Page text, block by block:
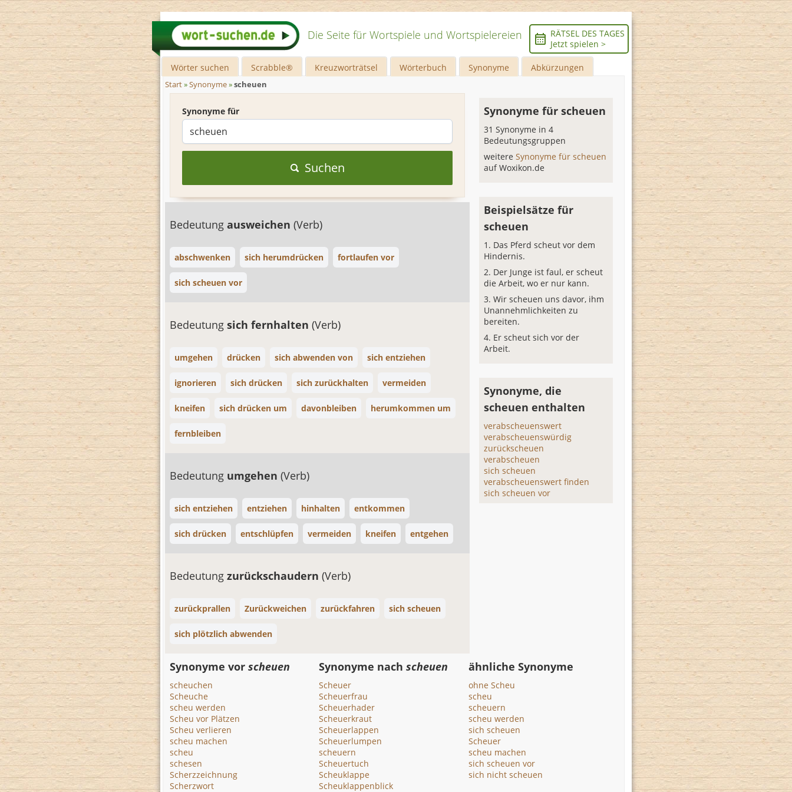
Die Seite für Wortspiele und Wortspielereien
RÄTSEL DES TAGES
Jetzt spielen >
Wörter suchen Scrabble® Kreuzworträtsel Wörterbuch Synonyme Abkürzungen
Start»Synonyme»scheuen
Synonyme für
Suchen
Bedeutung ausweichen (Verb)
abschwenken sich herumdrücken fortlaufen vor
sich scheuen vor
Bedeutung sich fernhalten (Verb)
umgehen drücken sich abwenden von sich entziehen
ignorieren sich drücken sich zurückhalten vermeiden
kneifen sich drücken um davonbleiben herumkommen um
fernbleiben
Bedeutung umgehen (Verb)
sich entziehen entziehen hinhalten entkommen
sich drücken entschlüpfen vermeiden kneifen entgehen
Bedeutung zurückschaudern (Verb)
zurückprallen Zurückweichen zurückfahren sich scheuen
sich plötzlich abwenden
Synonyme für scheuen
31 Synonyme in 4
Bedeutungsgruppen
weitereSynonyme für scheuen
auf Woxikon.de
Beispielsätze für
scheuen
Das Pferd scheut vor dem
Hindernis.
Der Junge ist faul, er scheut
die Arbeit, wo er nur kann.
Wir scheuen uns davor, ihm
Unannehmlichkeiten zu
bereiten.
Er scheut sich vor der
Arbeit.
Synonyme, die
scheuen enthalten
verabscheuenswert
verabscheuenswürdig
zurückscheuen
verabscheuen
sich scheuen
verabscheuenswert finden
sich scheuen vor
Synonyme vor scheuen
scheuchen
Scheuche
scheu werden
Scheu vor Plätzen
Scheu verlieren
scheu machen
scheu
schesen
Scherzzeichnung
Scherzwort
Synonyme nachscheuen
Scheuer
Scheuerfrau
Scheuerhader
Scheuerkraut
Scheuerlappen
Scheuerlumpen
scheuern
Scheuertuch
Scheuklappe
Scheuklappenblick
ähnliche Synonyme
ohne Scheu
scheu
scheuern
scheu werden
sich scheuen
Scheuer
scheu machen
sich scheuen vor
sich nicht scheuen